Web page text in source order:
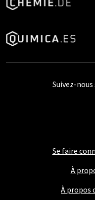
Se faire
À
À propos
Suivez-nous